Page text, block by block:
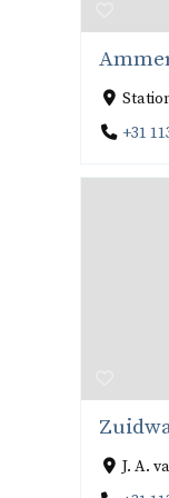
+31
J. A.